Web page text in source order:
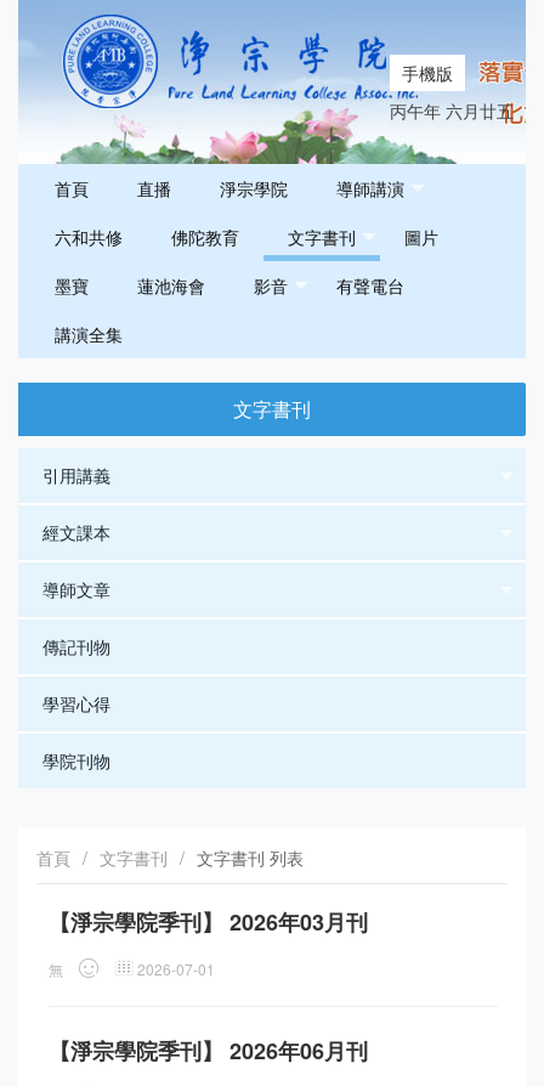
手機版
丙午年 六月廿五
首頁 直播 淨宗學院
導師講演
六和共修
佛陀教育 文字書刊
圖片
墨寶
蓮池海會 影音
有聲電台
講演全集
文字書刊
引用講義
經文課本
導師文章
傳記刊物
學習心得
學院刊物
首頁 / 文字書刊 / 文字書刊 列表
【淨宗學院季刊】 2026年03月刊
無 2026-07-01
【淨宗學院季刊】 2026年06月刊